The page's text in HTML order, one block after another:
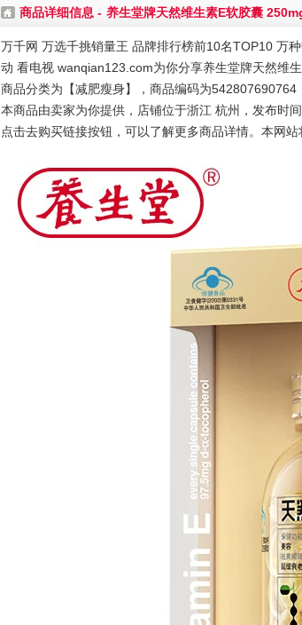
商品详细信息 - 养生堂牌天然维生素E软胶囊
万千网 万选千挑销量王 品牌排行榜前10名TOP10 万
动 看电视 wanqian123.com为你分享养生堂牌天然维
商品分类为【减肥瘦身】，商品编码为542807690764
本商品由卖家为你提供，店铺位于浙江 杭州，发布时
点击去购买链接按钮，可以了解更多商品详情。本网